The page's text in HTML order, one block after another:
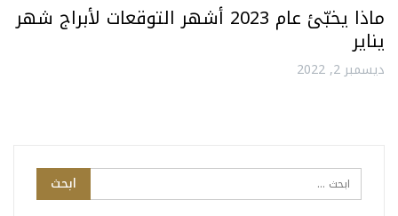
ماذا يخبّئ عام 2023 أشهر التوقعات لأبراج شهر
يناير
ديسمبر 2, 2022